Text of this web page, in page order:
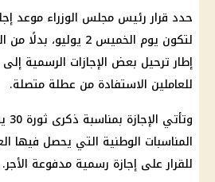
حدد قرار رئيس مجلس الوزراء موعد إجازة 30
إطار ترحيل بعض الإجازات الرسمية إلى
للعاملين الاستفادة من عطلة متصلة.
وتأتي الإجازة
المناسبات الوطنية التي يحصل فيها
للقرار على إجازة رسمية مدفوعة الأجر.